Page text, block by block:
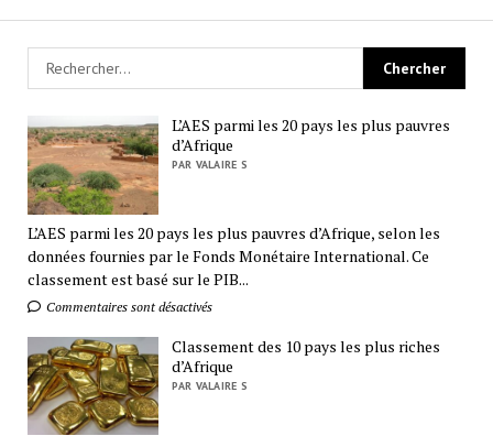
L’AES parmi les 20 pays les plus pauvres
d’Afrique
PAR VALAIRE S
L’AES parmi les 20 pays les plus pauvres d’Afrique, selon les
données fournies par le Fonds Monétaire International. Ce
classement est basé sur le PIB...
Commentaires sont désactivés
Classement des 10 pays les plus riches
d’Afrique
PAR VALAIRE S